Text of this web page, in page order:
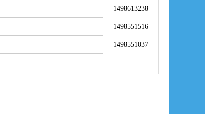
1498613238
1498551516
1498551037